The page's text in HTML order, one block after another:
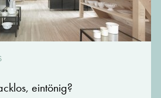
eintönig?